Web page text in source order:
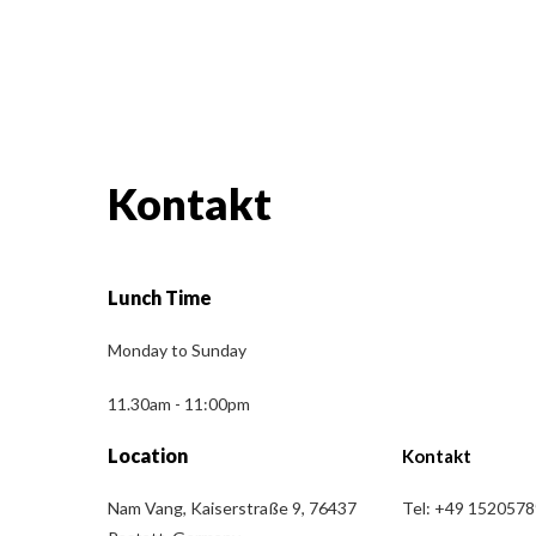
Kontakt
Lunch Time
Monday to Sunday
11.30am - 11:00pm
Location
Nam Vang, Kaiserstraße 9, 76437
Kontakt
Tel: +49